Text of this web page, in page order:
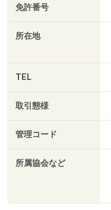
免許番号
所在地
TEL
取引態様
管理コード
所属協会など